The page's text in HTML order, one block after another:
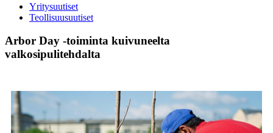
Yritysuutiset
Teollisuusuutiset
Arbor Day -toiminta kuivuneelta
valkosipulitehdalta